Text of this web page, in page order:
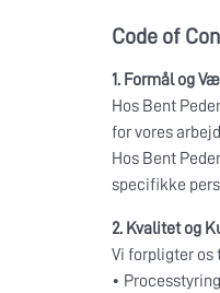
Code of
1. Formål og
Hos Bent
for vores
Hos Bent
specifikke
2. Kvalitet og
Vi forpligter os
•